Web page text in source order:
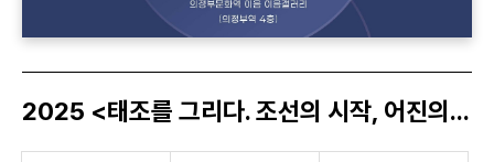
2025 <태조를 그리다. 조선의 시작, 어진의 탄생> 조선왕조 전국 어진 레플리카展